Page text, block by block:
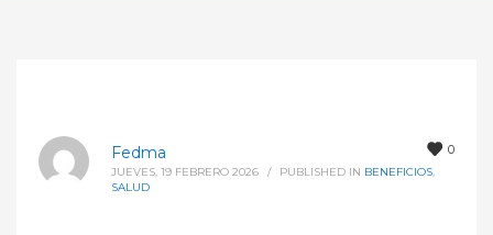
0
Fedma
JUEVES, 19 FEBRERO 2026 / PUBLISHED IN BENEFICIOS
SALUD